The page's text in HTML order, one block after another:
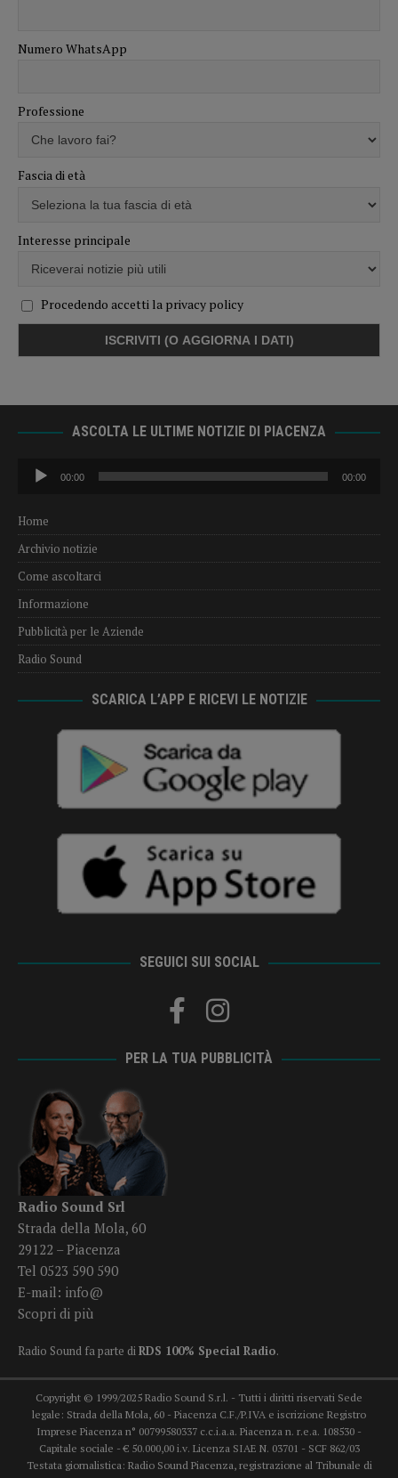
Numero WhatsApp
Professione
Fascia di età
Interesse principale
Procedendo accetti la privacy policy
ASCOLTA LE ULTIME NOTIZIE DI PIACENZA
Audio
Player
00:00 00:00
Home
Archivio notizie
Come ascoltarci
Informazione
Pubblicità per le Aziende
Radio Sound
SCARICA L’APP E RICEVI LE NOTIZIE
SEGUICI SUI SOCIAL
PER LA TUA PUBBLICITÀ
Radio Sound Srl
Strada della Mola, 60
29122 – Piacenza
Tel 0523 590 590
E-mail: info@
Scopri di più
Radio Sound fa parte di RDS 100% Special Radio.
Copyright © 1999/2025 Radio Sound S.r.l. - Tutti i diritti riservati Sede
legale: Strada della Mola, 60 - Piacenza C.F./P.IVA e iscrizione Registro
Imprese Piacenza n° 00799580337 c.c.i.a.a. Piacenza n. r.e.a. 108530 -
Capitale sociale - € 50.000,00 i.v. Licenza SIAE N. 03701 - SCF 862/03
Testata giornalistica: Radio Sound Piacenza, registrazione al Tribunale di